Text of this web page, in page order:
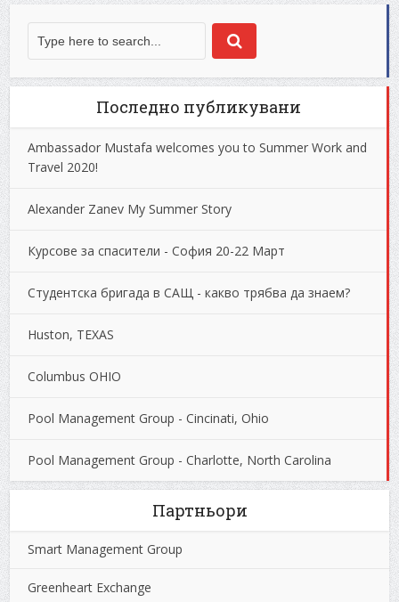
Последно публикувани
Ambassador Mustafa welcomes you to Summer Work and
Travel 2020!
Alexander Zanev My Summer Story
Курсове за спасители - София 20-22 Март
Студентска бригада в САЩ - какво трябва да знаем?
Huston, TEXAS
Columbus OHIO
Pool Management Group - Cincinati, Ohio
Pool Management Group - Charlotte, North Carolina
Партньори
Smart Management Group
Greenheart Exchange